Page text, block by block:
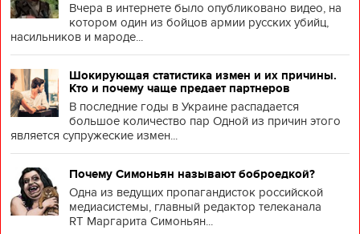
Вчера в интернете было опубликовано видео, на
котором один из бойцов армии русских убийц,
насильников и мароде...
Шокирующая статистика измен и их причины.
Кто и почему чаще предает партнеров
В последние годы в Украине распадается
большое количество пар Одной из причин этого
является супружеские измен...
Почему Симоньян называют боброедкой?
Одна из ведущих пропагандисток российской
медиасистемы, главный редактор телеканала
RT Маргарита Симоньян...